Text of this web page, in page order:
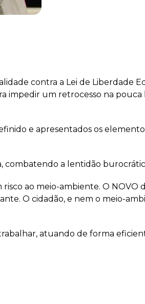
contra a Lei de Liberdade
impedir um retrocesso na
e apresentados os
combatendo a lentidão
ao meio-ambiente. O NOVO
O cidadão, e nem o meio-
atuando de forma